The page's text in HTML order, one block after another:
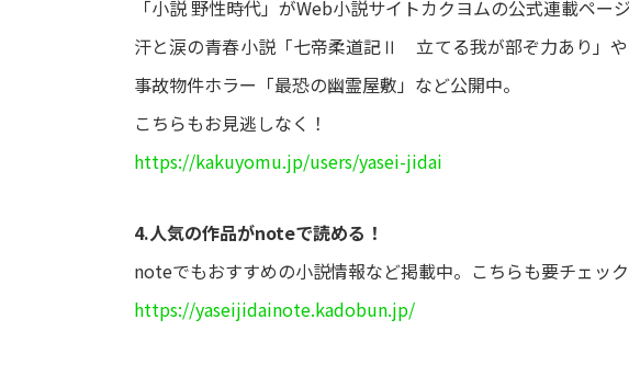
「小説 野性時代」がWeb小説サイトカクヨムの公式連載ペー
汗と涙の青春小説「七帝柔道記Ⅱ 立てる我が部ぞ力あり」
事故物件ホラー「最恐の幽霊屋敷」など公開中。
こちらもお見逃しなく！
https://kakuyomu.jp/users/yasei-jidai
4.人気の作品がnoteで読める！
noteでもおすすめの小説情報など掲載中。こちらも要チェック
https://yaseijidainote.kadobun.jp/